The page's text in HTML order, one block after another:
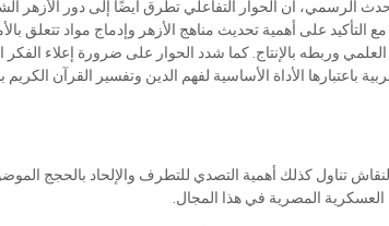
الرسمي، أن الحوار التفاعلي تطرق أيضًا إلى دور
التأكيد على أهمية تحديث مناهج الأزهر وإدماج مواد تتعلق
وربطه بالإنتاج. كما شدد الحوار على ضرورة إعلاء
باعتبارها الأداة الأساسية لفهم الدين وتفسير القرآن
تناول كذلك أهمية التصدي للتطرف والإلحاد بالحجج
العسكرية المصرية في هذا المجال.